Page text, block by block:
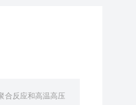
合反应和高温高压